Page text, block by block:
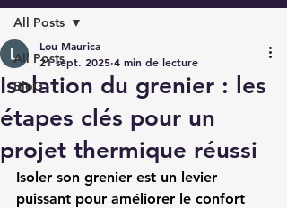
All Posts
BloG
All Posts
Isolation du grenier : les
étapes clés pour un
projet thermique réussi
Lou Maurica
21 sept. 2025 4 min de lecture
Isoler son grenier est un levier
puissant pour améliorer le confort